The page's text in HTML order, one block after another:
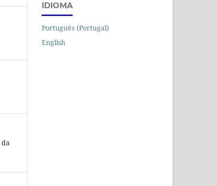
IDIOMA
Português (Portugal)
English